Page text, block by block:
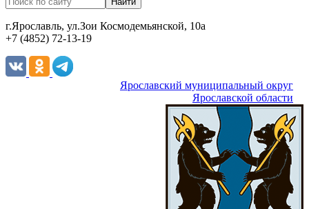
г.Ярославль, ул.Зои Космодемьянской, 10а
+7 (4852) 72-13-19
Ярославский муниципальный округ
Ярославской области